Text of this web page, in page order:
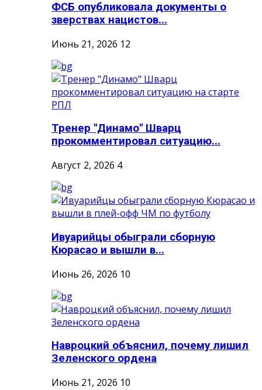
ФСБ опубликовала документы о
зверствах нацистов...
Июнь 21, 2026 12
Тренер "Динамо" Шварц
прокомментировал ситуацию...
Август 2, 2026 4
Ивуарийцы обыграли сборную
Кюрасао и вышли в...
Июнь 26, 2026 10
Навроцкий объяснил, почему лишил
Зеленского ордена
Июнь 21, 2026 10